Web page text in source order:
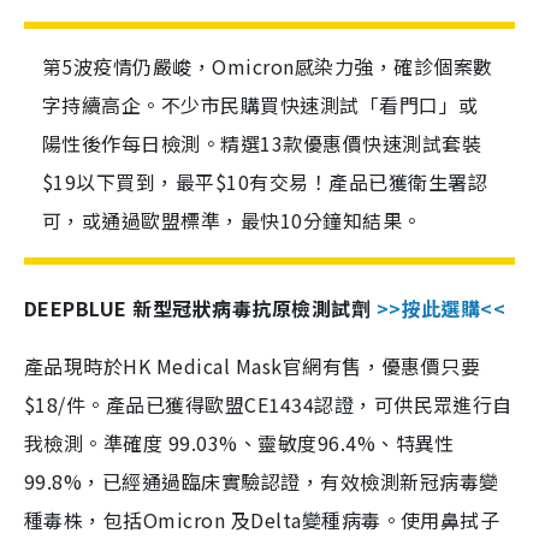
第5波疫情仍嚴峻，Omicron感染力強，確診個案數
字持續高企。不少市民購買快速測試「看門口」或
陽性後作每日檢測。精選13款優惠價快速測試套裝
$19以下買到，最平$10有交易！產品已獲衛生署認
可，或通過歐盟標準，最快10分鐘知結果。
DEEPBLUE 新型冠狀病毒抗原檢測試劑 >>按此選購<<
產品現時於HK Medical Mask官網有售，優惠價只要
$18/件。產品已獲得歐盟CE1434認證，可供民眾進行自
我檢測。準確度 99.03%、靈敏度96.4%、特異性
99.8%，已經通過臨床實驗認證，有效檢測新冠病毒變
種毒株，包括Omicron 及Delta變種病毒。使用鼻拭子